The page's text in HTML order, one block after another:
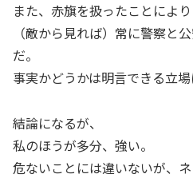
また、赤旗を扱ったことにより
（敵から見れば）常に警察と
だ。
事実かどうかは明言できる立場
結論になるが、
私のほうが多分、強い。
危ないことには違いないが、